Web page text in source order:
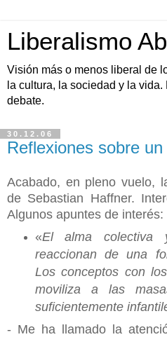
Liberalismo
Visión más o menos liberal de
la cultura, la sociedad y la
debate.
30.12.06
Reflexiones sobre
Acabado, en pleno vuelo,
de Sebastian Haffner.
Algunos apuntes de interés:
«El alma colectiva
reaccionan de una
Los conceptos con
moviliza a las
suficientemente
- Me ha llamado la